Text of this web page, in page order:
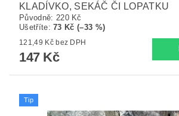
KLADÍVKO, SEKÁČ ČI LOPATKU
Původně: 220 Kč
Ušetříte:73 Kč (–33 %)
121,49 Kč bez DPH
147 Kč
Tip